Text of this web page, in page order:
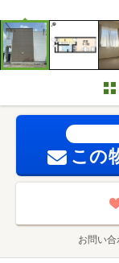
この
お問い合